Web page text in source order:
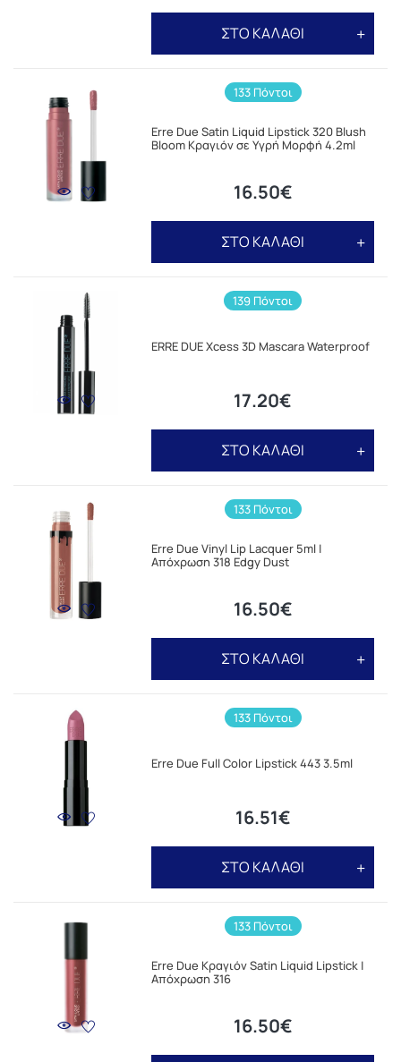
ΣΤΟ ΚΑΛΑΘΙ
133 Πόντοι
Erre Due Satin Liquid Lipstick 320 Blush
Bloom Κραγιόν σε Υγρή Μορφή 4.2ml
16.50€
ΣΤΟ ΚΑΛΑΘΙ
139 Πόντοι
ERRE DUE Xcess 3D Mascara Waterproof
17.20€
ΣΤΟ ΚΑΛΑΘΙ
133 Πόντοι
Erre Due Vinyl Lip Lacquer 5ml |
Απόχρωση 318 Edgy Dust
16.50€
ΣΤΟ ΚΑΛΑΘΙ
133 Πόντοι
Erre Due Full Color Lipstick 443 3.5ml
16.51€
ΣΤΟ ΚΑΛΑΘΙ
133 Πόντοι
Erre Due Κραγιόν Satin Liquid Lipstick |
Απόχρωση 316
16.50€